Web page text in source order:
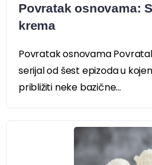
Povratak osnovama:
krema
Povratak osnovama
serijal od šest epizoda u
približiti neke bazične...